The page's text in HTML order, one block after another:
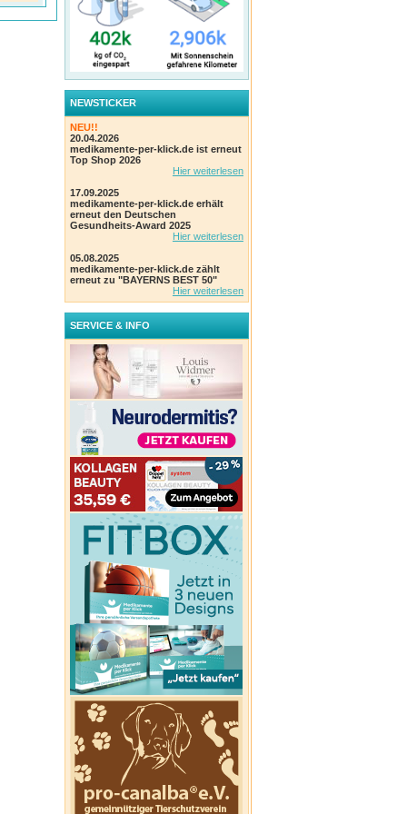
NEWSTICKER
NEU!!
20.04.2026
medikamente-per-klick.de ist erneut
Top Shop 2026
Hier weiterlesen
17.09.2025
medikamente-per-klick.de erhält
erneut den Deutschen
Gesundheits-Award 2025
Hier weiterlesen
05.08.2025
medikamente-per-klick.de zählt
erneut zu "BAYERNS BEST 50"
Hier weiterlesen
SERVICE & INFO